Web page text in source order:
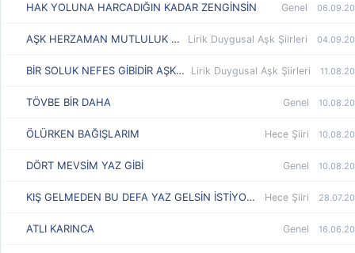
HAK YOLUNA HARCADIĞIN KADAR ZENGİNSİN Genel
AŞK HERZAMAN MUTLULUK VERMİYOR Lirik Duygusal Aşk Şiirleri
BİR SOLUK NEFES GİBİDİR AŞK ÖLENE Lirik Duygusal Aşk Şiirleri
TÖVBE BİR DAHA Genel
ÖLÜRKEN BAĞIŞLARIM Hece Şiiri
DÖRT MEVSİM YAZ GİBİ Genel
KIŞ GELMEDEN BU DEFA YAZ GELSİN İSTİYORUM Hece Şiiri
ATLI KARINCA Genel